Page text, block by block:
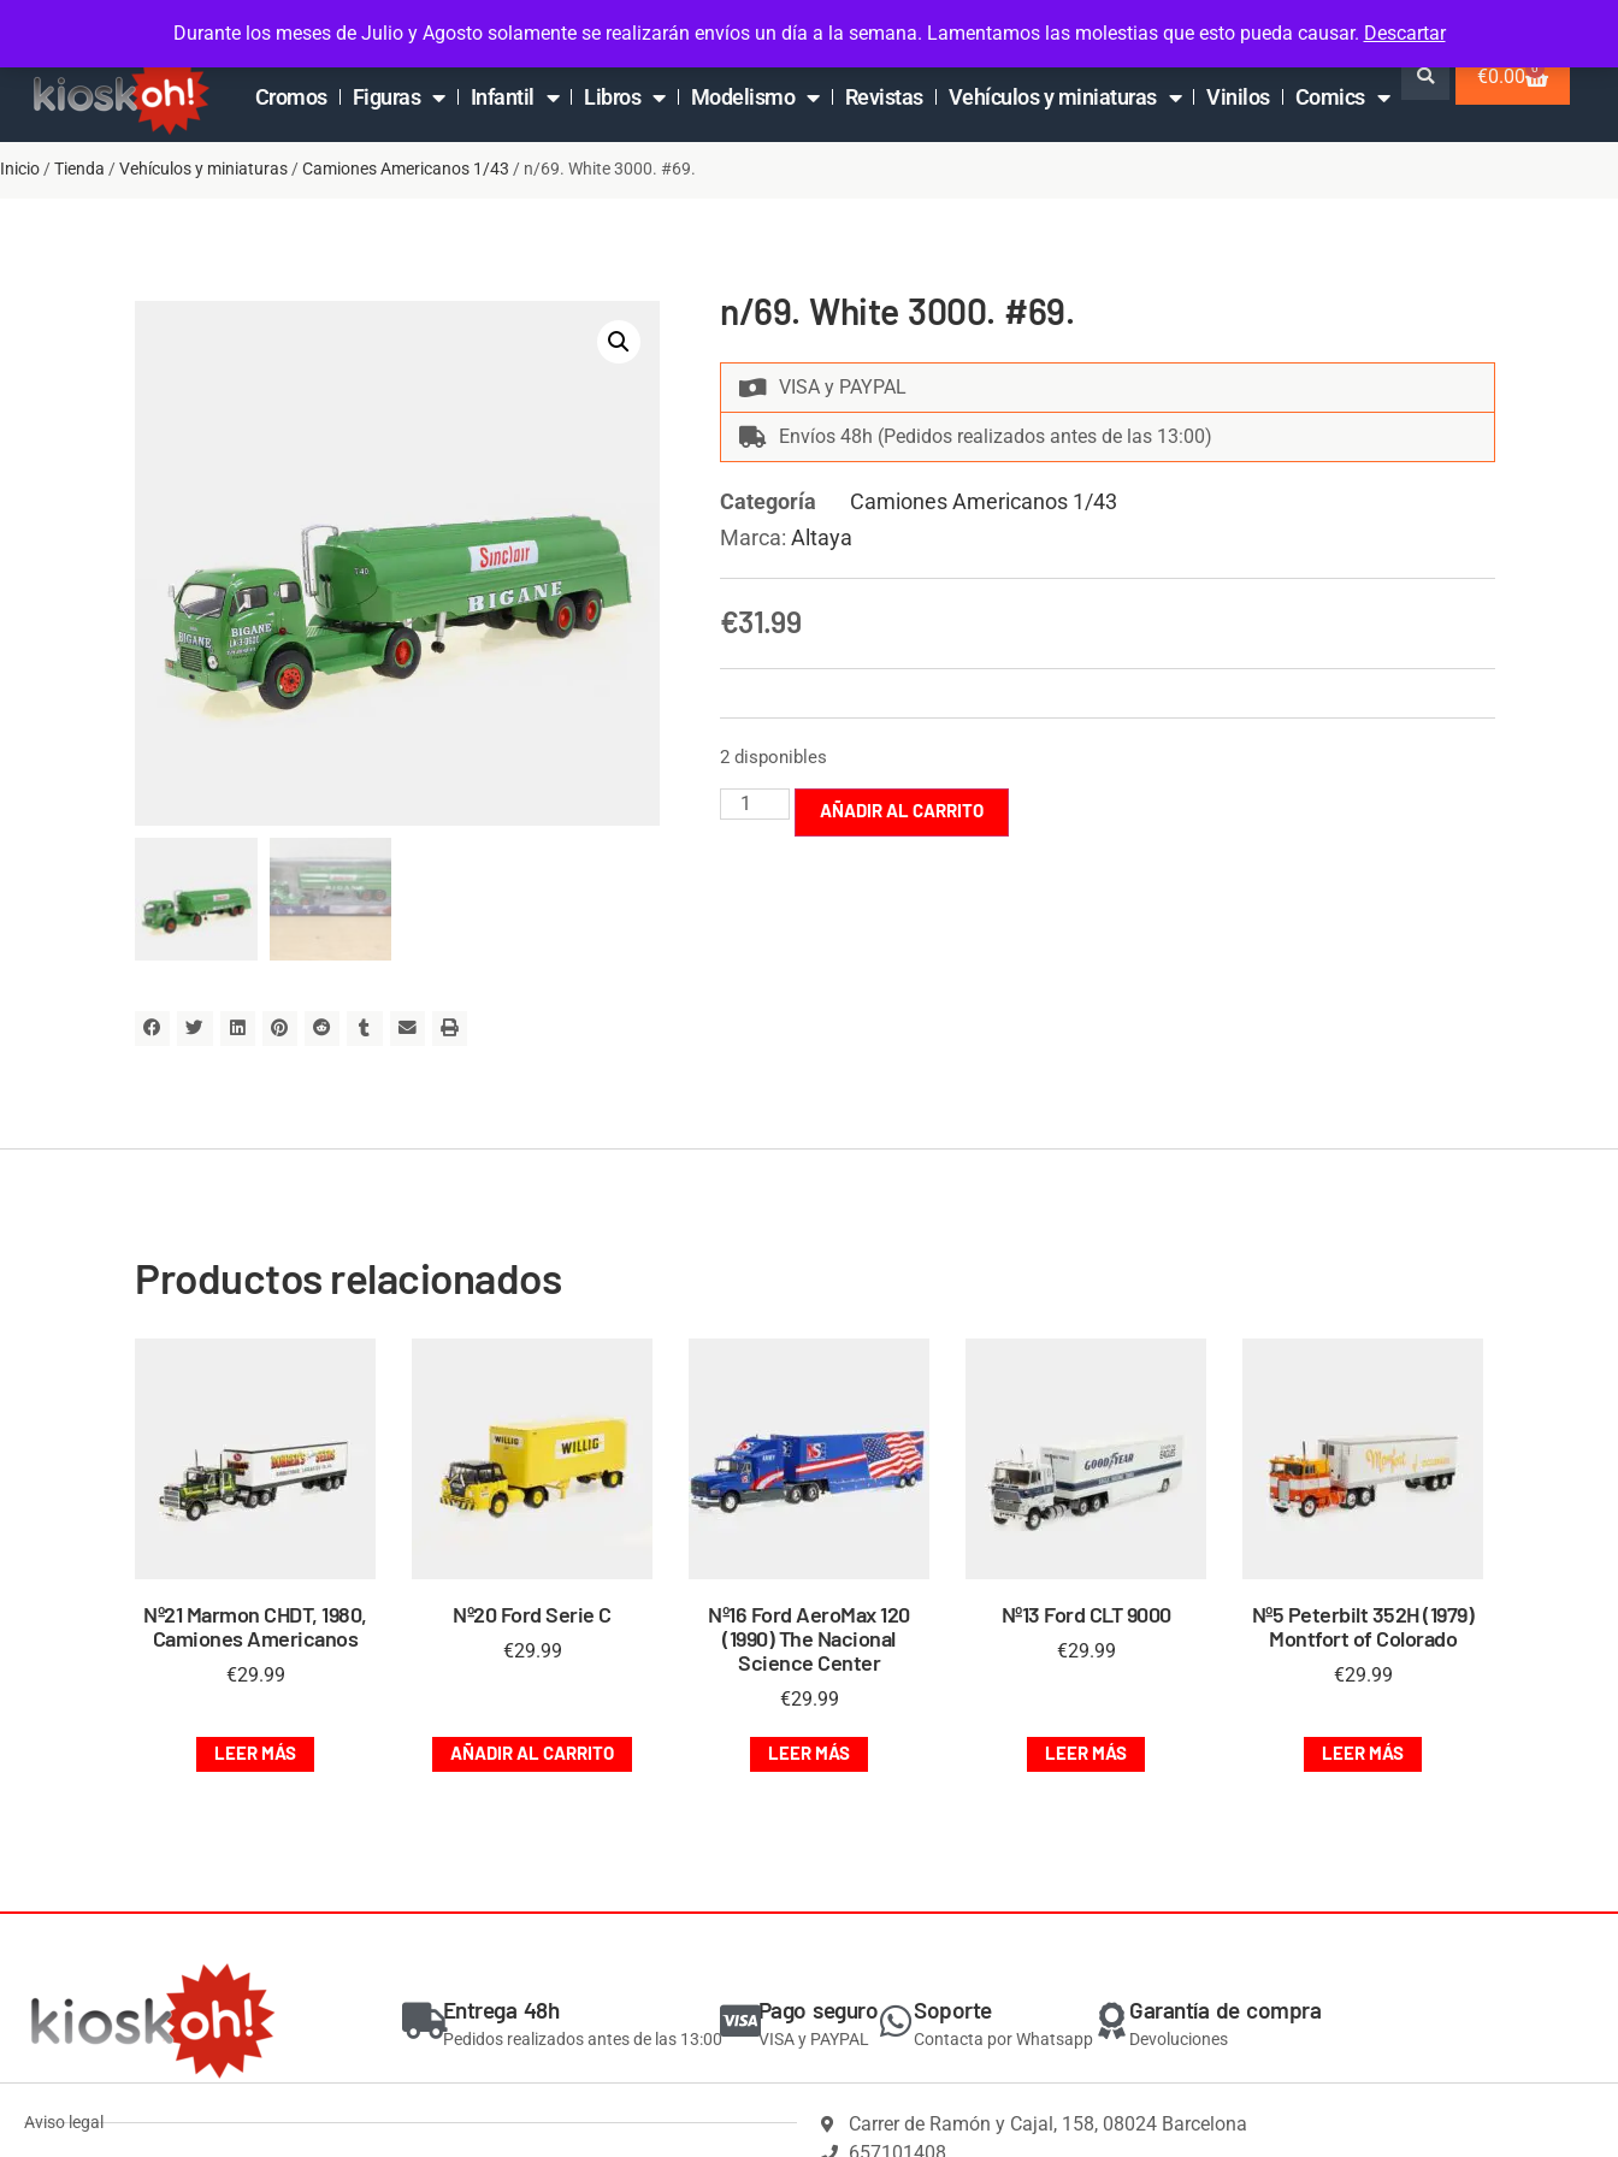
Durante los meses de Julio y Agosto solamente se realizarán envíos un día a la semana. Lamentamos las molestias que esto pueda causar. Descartar
Soporte en Whatsapp ContactoMi cuenta
Cromos Figuras Infantil Libros Modelismo Revistas Vehículos y miniaturas Vinilos Comics
€0.00 0
Inicio /Tienda /Vehículos y miniaturas /Camiones Americanos 1/43 / n/69. White 3000. #69.
n/69. White 3000. #69.
VISA y PAYPAL
Envíos 48h (Pedidos realizados antes de las 13:00)
Categoría
Camiones Americanos 1/43
Marca: Altaya
€31.99
2 disponibles
AÑADIR AL CARRITO
Productos relacionados
Nº21 Marmon CHDT, 1980,
Camiones Americanos
€29.99
LEER MÁS
Nº20 Ford Serie C
€29.99
AÑADIR AL CARRITO
Nº16 Ford AeroMax 120
(1990) The Nacional
Science Center
€29.99
LEER MÁS
Nº13 Ford CLT 9000
€29.99
LEER MÁS
Nº5 Peterbilt 352H (1979)
Montfort of Colorado
€29.99
LEER MÁS
Entrega 48h
Pedidos realizados antes de las 13:00
Pago seguro
VISA y PAYPAL
Soporte
Contacta por Whatsapp
Garantía de compra
Devoluciones
Aviso legal
Carrer de Ramón y Cajal, 158, 08024 Barcelona